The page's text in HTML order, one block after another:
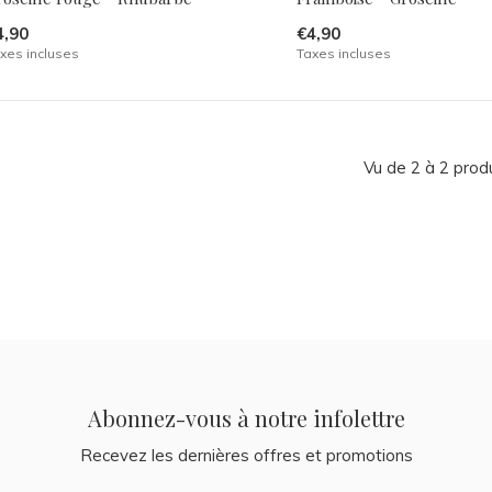
incluses
€4,90
Taxes incluses
Vu de 2 à 2
Abonnez-vous à notre infolettre
Recevez les dernières offres et promotions